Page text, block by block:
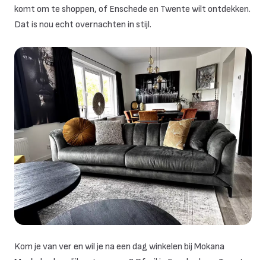
komt om te shoppen, of Enschede en Twente wilt ontdekken.
Dat is nou echt overnachten in stijl.
Kom je van ver en wil je na een dag winkelen bij Mokana